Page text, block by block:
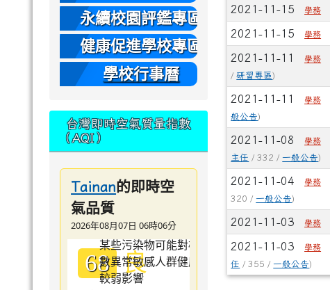
2021-11-15 學務
2021-11-15 學務
2021-11-11 學務
/研習專區)
2021-11-11 學務
般公告)
2021-11-08 學務
主任 / 332 / 一般公告)
2021-11-04 學務
320 / 一般公告)
2021-11-03 學務
2021-11-03 學務
任 / 355 / 一般公告)
永續校園評鑑專區
健康促進學校專區
學校行事曆
台灣即時空氣質量指數
（AQI）
Tainan的即時空
氣品質
2026年08月07日 06時06分
68 良